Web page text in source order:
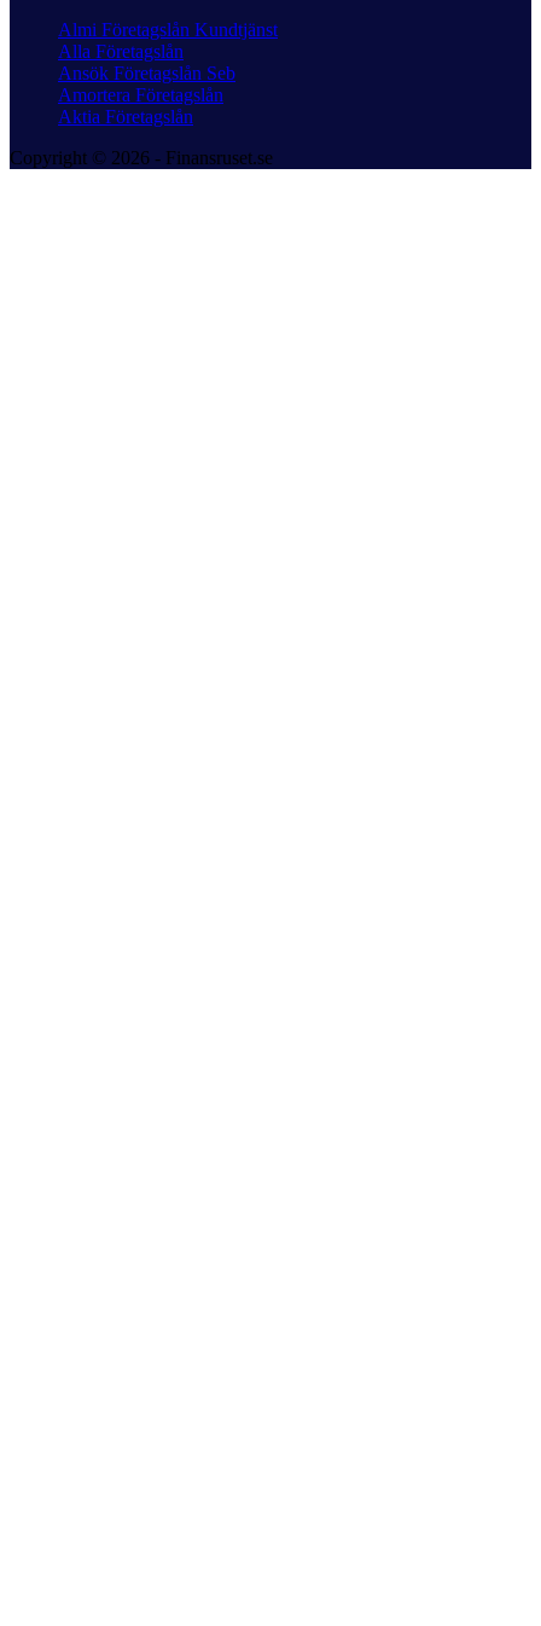
Almi Företagslån Kundtjänst
Alla Företagslån
Ansök Företagslån Seb
Amortera Företagslån
Aktia Företagslån
Copyright © 2026 - Finansruset.se